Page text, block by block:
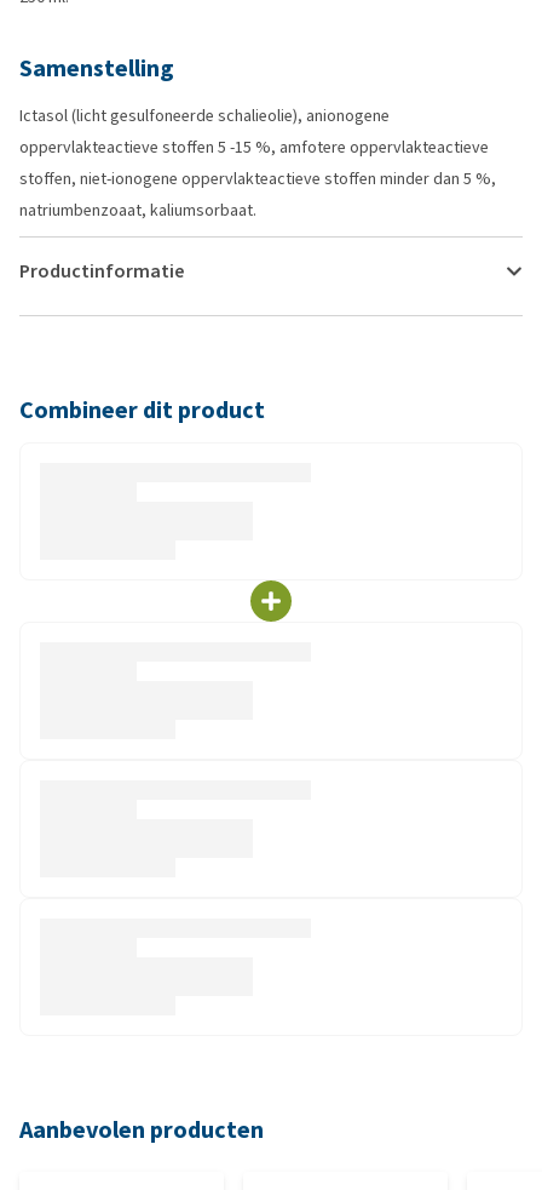
Samenstelling
Ictasol (licht gesulfoneerde schalieolie), anionogene
oppervlakteactieve stoffen 5 -15 %, amfotere oppervlakteactieve
stoffen, niet-ionogene oppervlakteactieve stoffen minder dan 5 %,
natriumbenzoaat, kaliumsorbaat.
Productinformatie
Combineer dit product
Aanbevolen producten